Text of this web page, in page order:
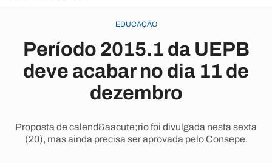
EDUCAÇÃO
Período 2015.1 da UEPB
deve acabar no dia 11 de
dezembro
Proposta de calend&aacute;rio foi divulgada nesta sexta
(20), mas ainda precisa ser aprovada pelo Consepe.